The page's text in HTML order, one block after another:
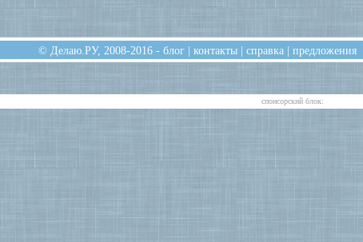
© Делаю.РУ, 2008-2016 - блог | контакты | справка | предложения
cпонсорский блок: